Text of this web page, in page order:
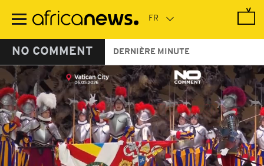
contenu
NO COMMENT DERNIÈRE MINUTE